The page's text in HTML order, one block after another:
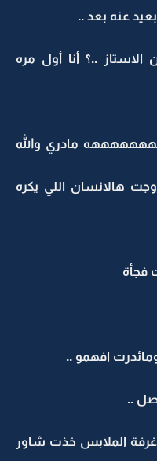
عنه بعد ..
الاستاز ..؟ أنا أول مره
مادري والله
هالانسان اللي يكره
فجأة
افهمو ..
..
الملابس خذت شاور